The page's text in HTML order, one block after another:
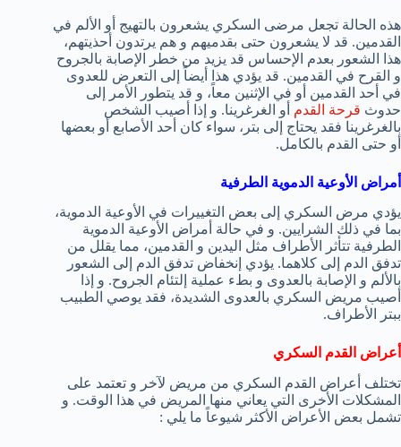
هذه الحالة تجعل مرضى السكري يشعرون بالتهيج أو الألم في
القدمين. قد لا يشعرون حتى بقدميهم و هم يرتدون أحذيتهم،
هذا الشعور بعدم الإحساس قد يزيد من خطر الإصابة بالجروح
و القرح في القدمين. قد يؤدي هذا أيضاً إلى التعرض للعدوى
في أحد القدمين أو في الإثنين معاً، و قد يتطور الأمر إلى
حدوث قرحة القدم أو الغرغرينا. و إذا أصيب الشخص
بالغرغرينا فقد يحتاج إلى بتر، سواء كان أحد الأصابع أو بعضها
أو حتى القدم بالكامل.
أمراض الأوعية الدموية الطرفية
يؤدي مرض السكري إلى بعض التغييرات في الأوعية الدموية،
بما في ذلك الشرايين. و في حالة أمراض الأوعية الدموية
الطرفية تتأثر الأطراف مثل اليدين و القدمين، مما يقلل من
تدفق الدم إلى كلاهما. يؤدي إنخفاض تدفق الدم إلى الشعور
بالألم و الإصابة بالعدوى و بطء عملية إلتئام الجروح. و إذا
أصيب مريض السكري بالعدوى الشديدة، فقد يوصي الطبيب
ببتر الأطراف.
أعراض القدم السكري
تختلف أعراض القدم السكري من مريض لآخر و تعتمد على
المشكلات الأخرى التي يعاني منها المريض في هذا الوقت. و
تشمل بعض الأعراض الأكثر شيوعاً ما يلي :